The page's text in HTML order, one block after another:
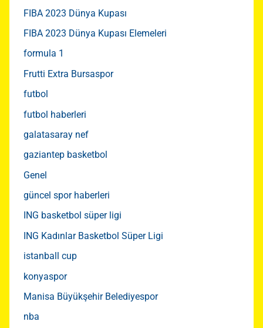
FIBA 2023 Dünya Kupası
FIBA 2023 Dünya Kupası Elemeleri
formula 1
Frutti Extra Bursaspor
futbol
futbol haberleri
galatasaray nef
gaziantep basketbol
Genel
güncel spor haberleri
ING basketbol süper ligi
ING Kadınlar Basketbol Süper Ligi
istanball cup
konyaspor
Manisa Büyükşehir Belediyespor
nba